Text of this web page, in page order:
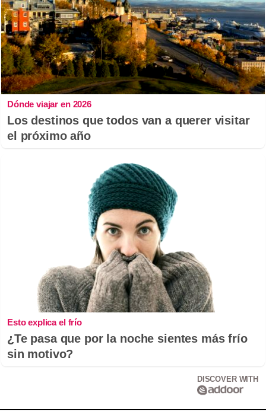
Dónde viajar en 2026
Los destinos que todos van a querer visitar
el próximo año
Esto explica el frío
¿Te pasa que por la noche sientes más frío
sin motivo?
DISCOVER WITH